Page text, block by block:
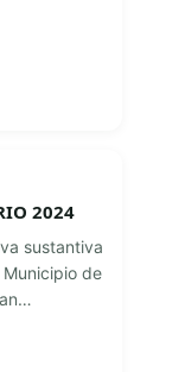
2024
sustantiva
de